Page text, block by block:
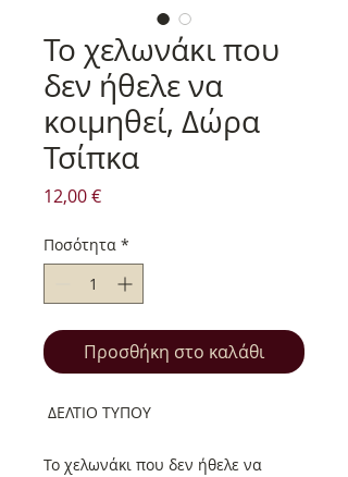
Το χελωνάκι που
δεν ήθελε να
κοιμηθεί, Δώρα
Τσίπκα
12,00 €Τιμή
Ποσότητα *
Προσθήκη στο καλάθι
ΔΕΛΤΙΟ ΤΥΠΟΥ
Το χελωνάκι που δεν ήθελε να